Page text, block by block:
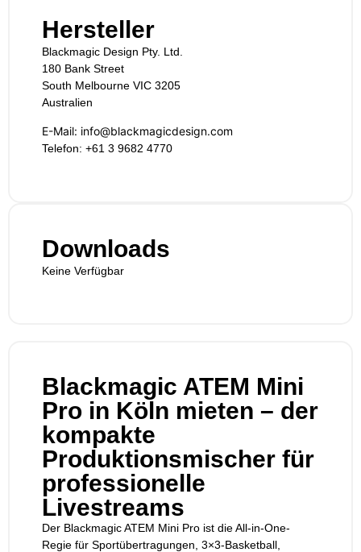
Hersteller
Blackmagic Design Pty. Ltd.
180 Bank Street
South Melbourne VIC 3205
Australien
E-Mail: info@blackmagicdesign.com
Telefon: +61 3 9682 4770
Downloads
Keine Verfügbar
Blackmagic ATEM Mini
Pro in Köln mieten – der
kompakte
Produktionsmischer für
professionelle
Livestreams
Der Blackmagic ATEM Mini Pro ist die All-in-One-
Regie für Sportübertragungen, 3×3-Basketball,